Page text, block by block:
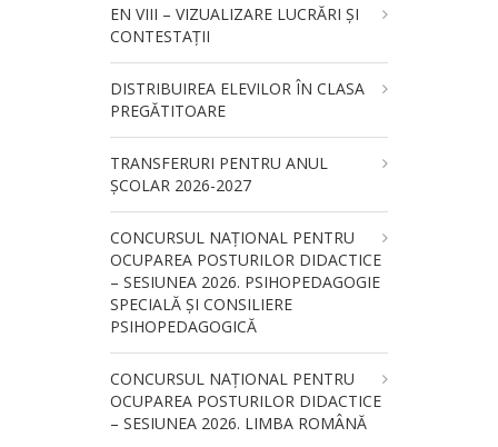
EN VIII – VIZUALIZARE LUCRĂRI ȘI
CONTESTAȚII
DISTRIBUIREA ELEVILOR ÎN CLASA
PREGĂTITOARE
TRANSFERURI PENTRU ANUL
ȘCOLAR 2026-2027
CONCURSUL NAŢIONAL PENTRU
OCUPAREA POSTURILOR DIDACTICE
– SESIUNEA 2026. PSIHOPEDAGOGIE
SPECIALĂ ȘI CONSILIERE
PSIHOPEDAGOGICĂ
CONCURSUL NAŢIONAL PENTRU
OCUPAREA POSTURILOR DIDACTICE
– SESIUNEA 2026. LIMBA ROMÂNĂ